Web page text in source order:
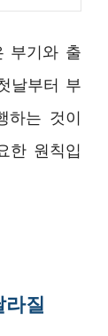
부기와 출
날부터 부
하는 것이
한 원칙입
라질